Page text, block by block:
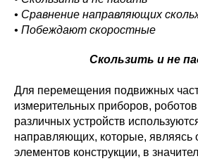
• Сравнение направляющих
• Побеждают скоростные
Скользить и не
Для перемещения подвижных
измерительных приборов, роботов
различных устройств
направляющих, которые, являясь
элементов конструкции, в